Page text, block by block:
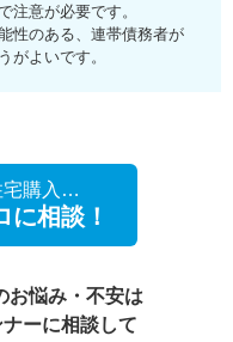
注意が必要です。
性のある、連帯債務者が
がよいです。
宅購入…
に相談！
お悩み・不安は
ーに相談して